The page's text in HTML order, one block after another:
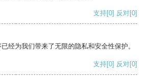
支持[0] 反对[0]
经为我们带来了无限的隐私和安全性保护。
支持[0] 反对[0]